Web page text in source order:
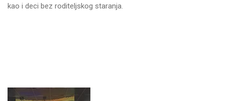
kao i deci bez roditeljskog staranja.